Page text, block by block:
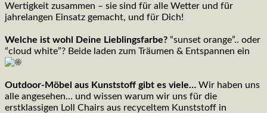
Wertigkeit zusammen – sie sind für alle Wetter und für
jahrelangen Einsatz gemacht, und für Dich!
Welche ist wohl Deine Lieblingsfarbe? “sunset orange”.. oder
“cloud white”? Beide laden zum Träumen & Entspannen ein
Outdoor-Möbel aus Kunststoff gibt es viele… Wir haben uns
alle angesehen… und wissen warum wir uns für die
erstklassigen Loll Chairs aus recyceltem Kunststoff in